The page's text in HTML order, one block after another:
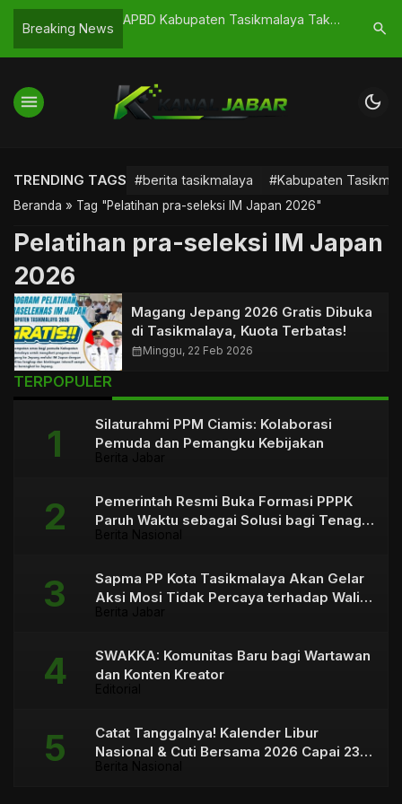
Breaking News
APBD Kabupaten Tasikmalaya Tak
Cuaca
search
menu dark_mode
TRENDING TAGS #berita tasikmalaya #Kabupaten
Beranda » Tag "Pelatihan pra-seleksi IM Japan 2026"
Pelatihan pra-seleksi IM Japan
2026
Magang Jepang 2026 Gratis Dibuka
di Tasikmalaya, Kuota Terbatas!
calendar_monthMinggu, 22 Feb 2026
TERPOPULER
Silaturahmi PPM Ciamis: Kolaborasi
Pemuda dan Pemangku Kebijakan
Pemerintah Resmi Buka Formasi PPPK
Paruh Waktu sebagai Solusi bagi Tenaga
Sapma PP Kota Tasikmalaya Akan Gelar
Aksi Mosi Tidak Percaya terhadap Wali
SWAKKA: Komunitas Baru bagi Wartawan
dan Konten Kreator
Catat Tanggalnya! Kalender Libur
Nasional & Cuti Bersama 2026 Capai 23